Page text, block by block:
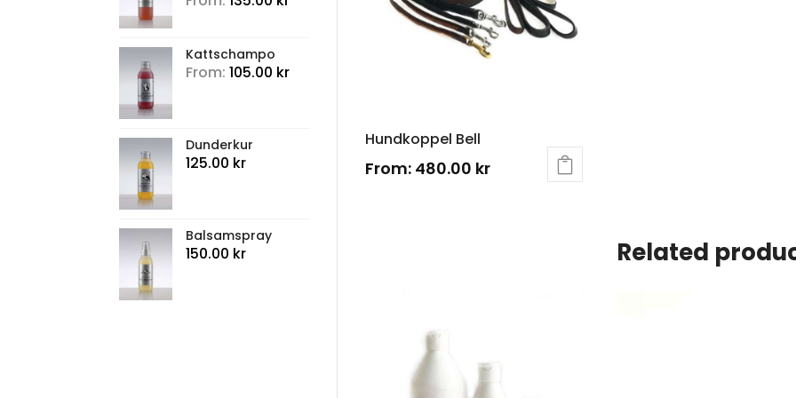
Hundkoppel Bell
From: 480.00 kr
Related
out of 5
Kattschampo
From:105.00 kr
Dunderkur
125.00 kr
Balsamspray
150.00 kr